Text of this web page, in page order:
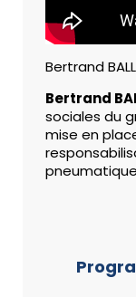
Bertrand
Bertrand
sociales du
mise en
P